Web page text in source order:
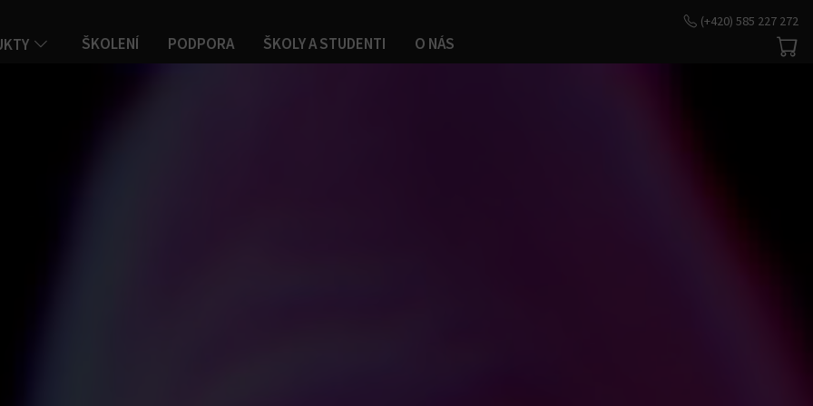
ŠKOLENÍ PODPORA ŠKOLY A STUDENTI O NÁS
(+420) 585 227 272